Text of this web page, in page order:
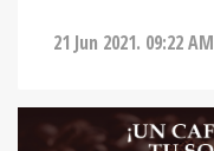
21 Jun 2021. 09:22 AM